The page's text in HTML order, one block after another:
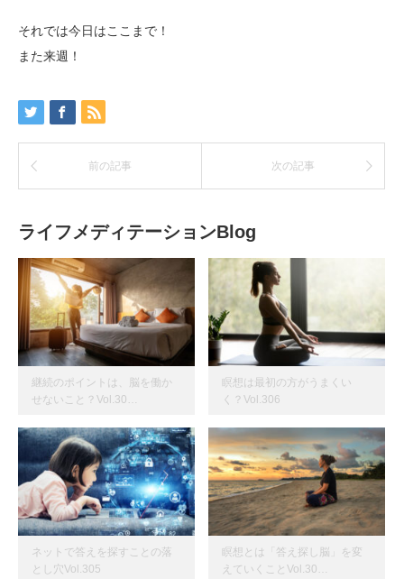
それでは今日はここまで！
また来週！
前の記事 次の記事
ライフメディテーションBlog
継続のポイントは、脳を働か
せないこと？Vol.30…
瞑想は最初の方がうまくい
く？Vol.306
ネットで答えを探すことの落
とし穴Vol.305
瞑想とは「答え探し脳」を変
えていくことVol.30…